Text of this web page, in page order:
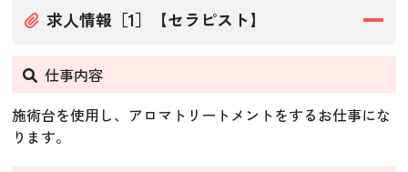
求人情報［1］【セラピスト】
仕事内容
施術台を使用し、アロマトリートメントをするお仕事にな
ります。